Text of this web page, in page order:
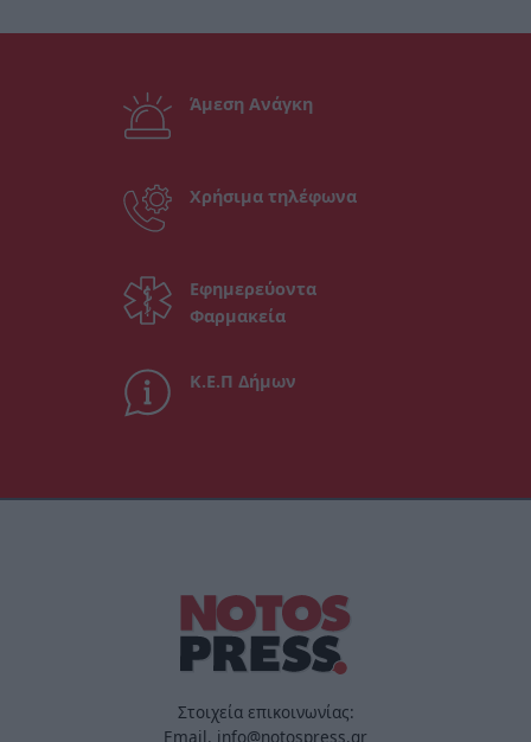
Άμεση Ανάγκη
Χρήσιμα τηλέφωνα
Εφημερεύοντα
Φαρμακεία
Κ.Ε.Π Δήμων
Στοιχεία επικοινωνίας:
Email. info@notospress.gr